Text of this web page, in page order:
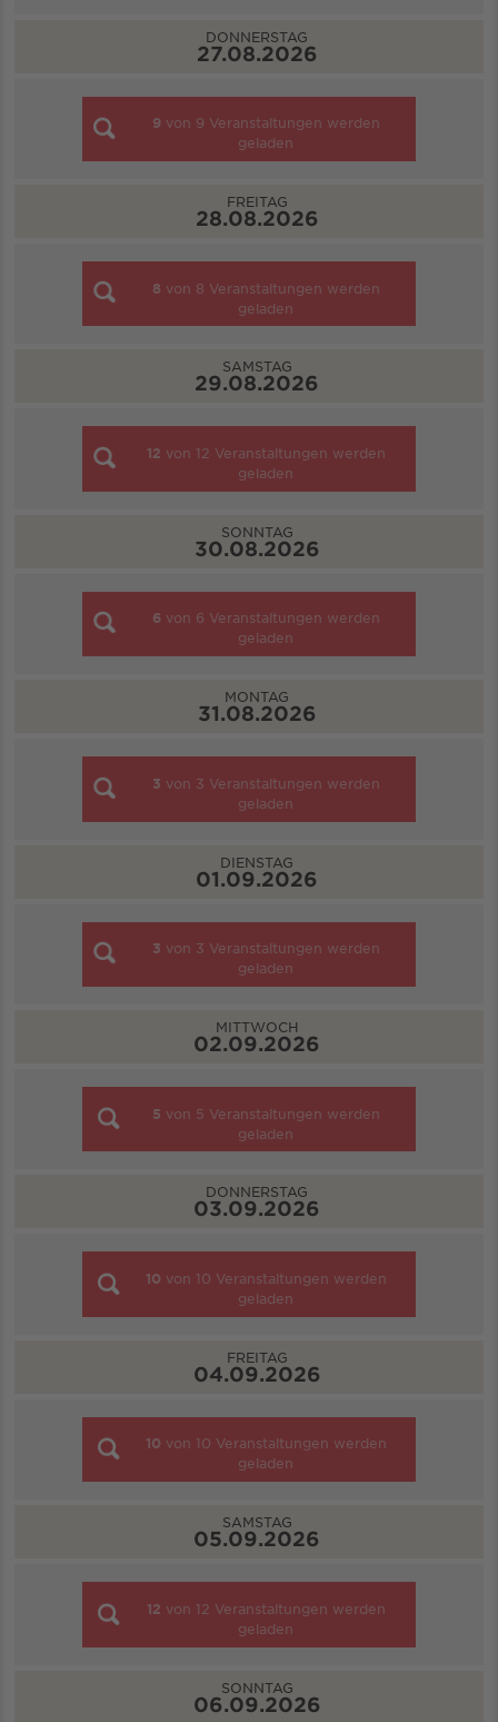
DONNERSTAG
27.08.2026
9 von 9 Veranstaltungen werden
geladen
FREITAG
28.08.2026
8 von 8 Veranstaltungen werden
geladen
SAMSTAG
29.08.2026
12 von 12 Veranstaltungen werden
geladen
SONNTAG
30.08.2026
6 von 6 Veranstaltungen werden
geladen
MONTAG
31.08.2026
3 von 3 Veranstaltungen werden
geladen
DIENSTAG
01.09.2026
3 von 3 Veranstaltungen werden
geladen
MITTWOCH
02.09.2026
5 von 5 Veranstaltungen werden
geladen
DONNERSTAG
03.09.2026
10 von 10 Veranstaltungen werden
geladen
FREITAG
04.09.2026
10 von 10 Veranstaltungen werden
geladen
SAMSTAG
05.09.2026
12 von 12 Veranstaltungen werden
geladen
SONNTAG
06.09.2026